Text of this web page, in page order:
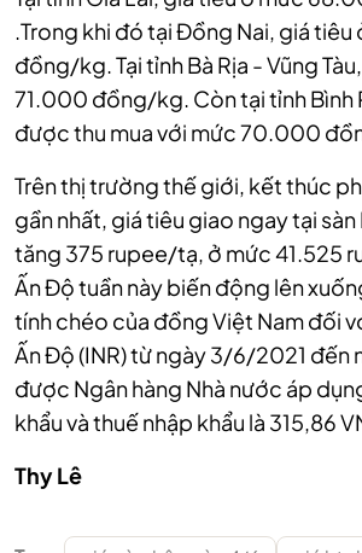
.Trong khi đó tại Đồng Nai, giá
đồng/kg. Tại tỉnh Bà Rịa - Vũng
71.000 đồng/kg. Còn tại tỉnh Bình
được thu mua với mức 70.000
Trên thị trường thế giới, kết thúc
gần nhất, giá tiêu giao ngay tại
tăng 375 rupee/tạ, ở mức 41.525
Ấn Độ tuần này biến động lên
tính chéo của đồng Việt Nam đối
Ấn Độ (INR) từ ngày 3/6/2021 đến
được Ngân hàng Nhà nước áp
khẩu và thuế nhập khẩu là 315,86
Thy Lê